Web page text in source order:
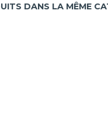
DANS LA MÊME